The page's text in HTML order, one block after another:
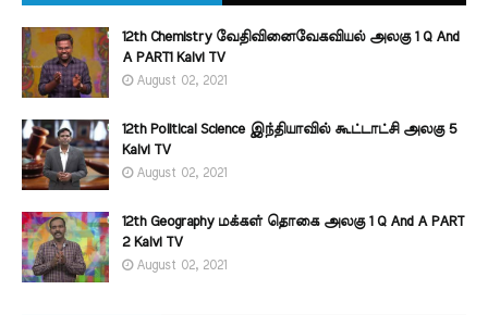
12th Chemistry வேதிவினைவேகவியல் அலகு 1 Q And
A PART1 Kalvi TV
August 02, 2021
12th Political Science இந்தியாவில் கூட்டாட்சி அலகு 5
Kalvi TV
August 02, 2021
12th Geography மக்கள் தொகை அலகு 1 Q And A PART
2 Kalvi TV
August 02, 2021